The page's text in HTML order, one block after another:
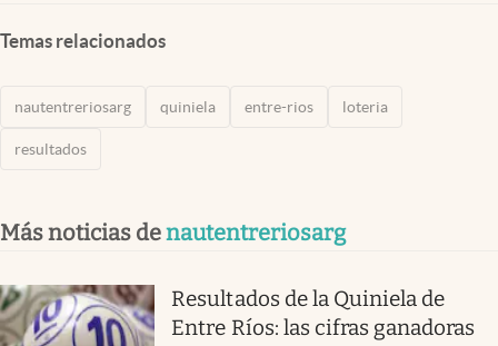
Temas relacionados
nautentreriosarg quiniela entre-rios loteria
resultados
Más noticias denautentreriosarg
Resultados de la Quiniela de
Entre Ríos: las cifras ganadoras